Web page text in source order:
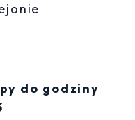
do godziny